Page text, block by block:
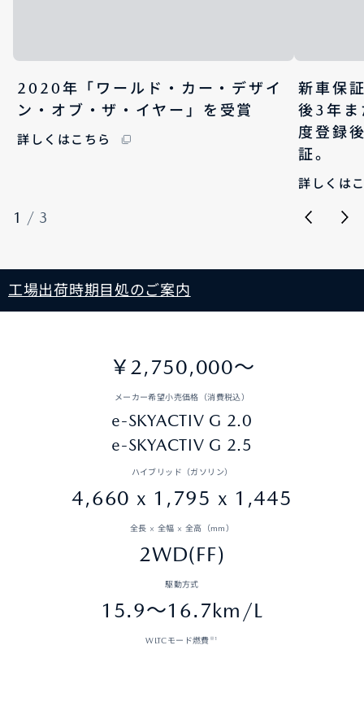
2020年「ワールド・カー・デザイ
ン・オブ・ザ・イヤー」を受賞
詳しくはこちら
新車保
後3年
度登録
証。
詳しくは
1 / 3
工場出荷時期目処のご案内
￥2,750,000〜
メーカー希望小売価格（消費税込）
e-SKYACTIV G 2.0
e-SKYACTIV G 2.5
ハイブリッド（ガソリン）
4,660 x 1,795 x 1,445
全長 × 全幅 × 全高（mm）
2WD(FF)
駆動方式
15.9～16.7km/L
WLTCモード燃費 ※1